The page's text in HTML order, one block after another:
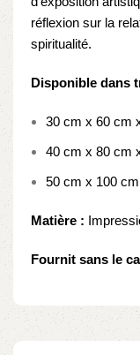
réflexion sur la
spiritualité.
Disponible dans
30 cm x 60 cm
40 cm x 80 cm
50 cm x 100
Matière :
Fournit sans le